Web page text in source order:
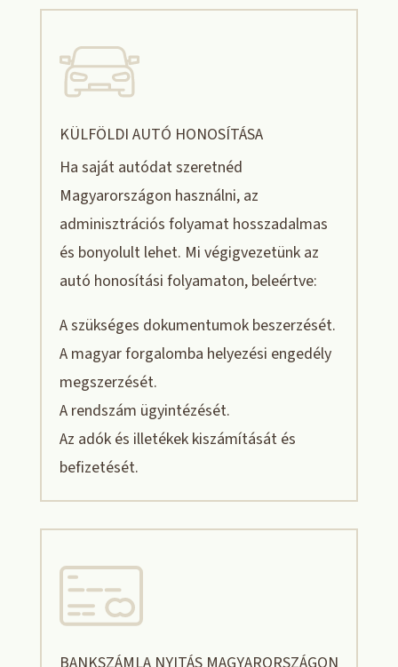
KÜLFÖLDI AUTÓ HONOSÍTÁSA
Ha saját autódat szeretnéd
Magyarországon használni, az
adminisztrációs folyamat hosszadalmas
és bonyolult lehet. Mi végigvezetünk az
autó honosítási folyamaton, beleértve:
A szükséges dokumentumok beszerzését.
A magyar forgalomba helyezési engedély
megszerzését.
A rendszám ügyintézését.
Az adók és illetékek kiszámítását és
befizetését.